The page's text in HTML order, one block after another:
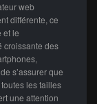
web
différente, ce
et le
croissante des
s’assurer que
les tailles
une attention